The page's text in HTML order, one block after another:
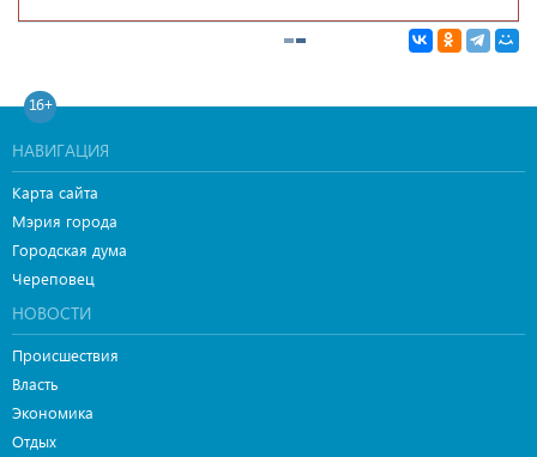
16+
НАВИГАЦИЯ
Карта сайта
Мэрия города
Городская дума
Череповец
НОВОСТИ
Происшествия
Власть
Экономика
Отдых